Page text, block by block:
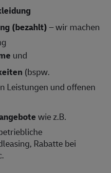
(bezahlt)– wir machen
und
(bspw.
Leistungen und offenen
wie z.B.
Rabatte bei